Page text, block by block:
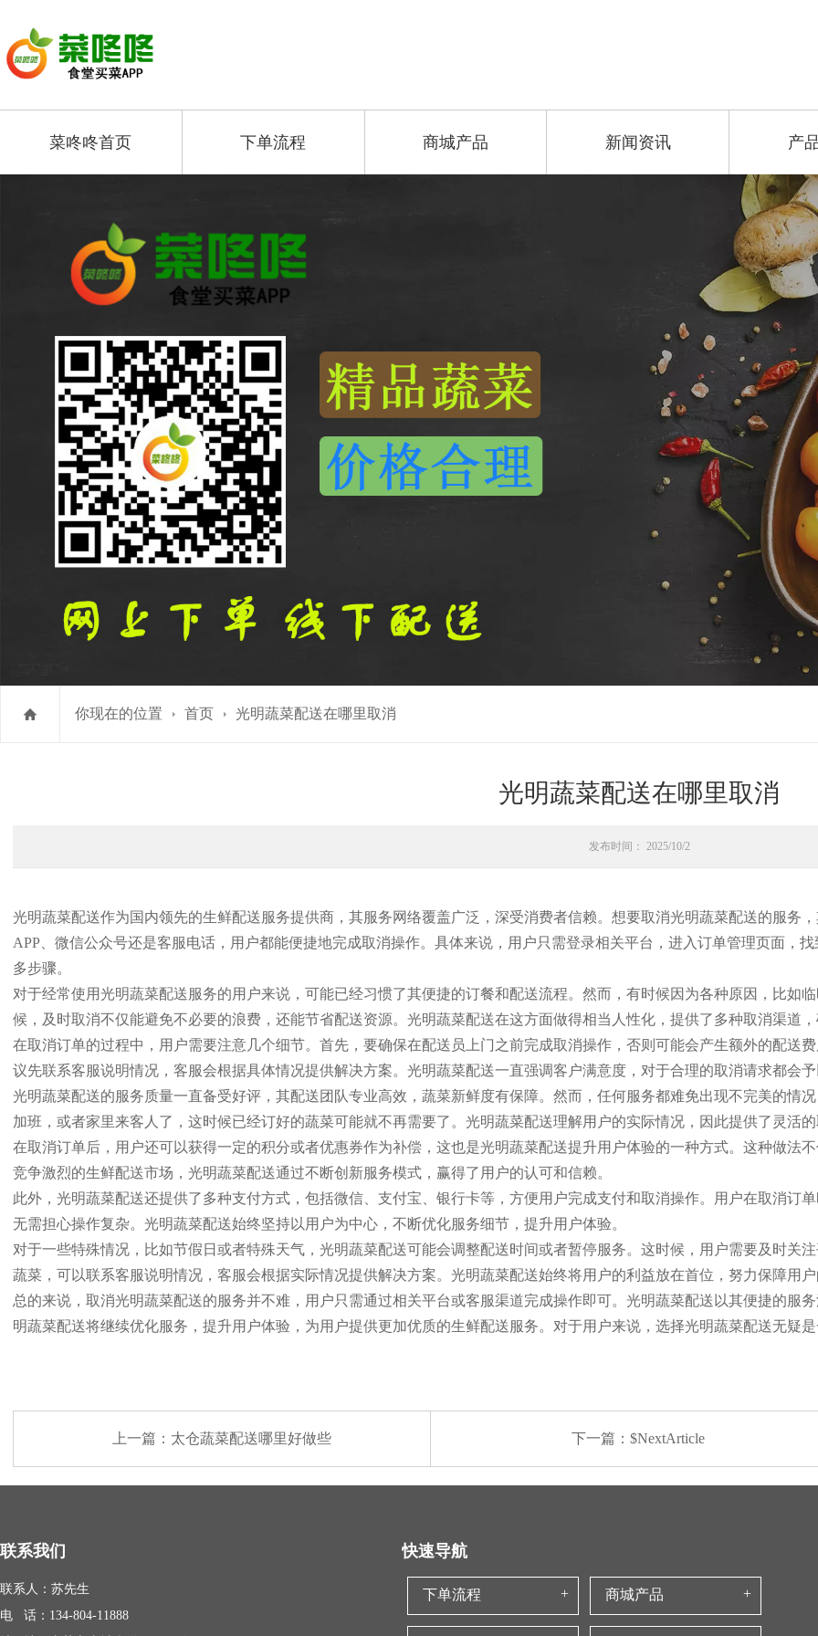
菜咚咚首页 下单流程 商城产品 新闻资讯 产
你现在的位置 首页 光明蔬菜配送在哪里取消
光明蔬菜配送在哪里取消
发布时间： 2025/10/2
光明蔬菜配送作为国内领先的生鲜配送服务提供商，其服务网络覆盖广泛，深受消费者信赖。想要取消光明蔬菜配送的服务
APP、微信公众号还是客服电话，用户都能便捷地完成取消操作。具体来说，用户只需登录相关平台，进入订单管理页面，
多步骤。
对于经常使用光明蔬菜配送服务的用户来说，可能已经习惯了其便捷的订餐和配送流程。然而，有时候因为各种原因，比如
候，及时取消不仅能避免不必要的浪费，还能节省配送资源。光明蔬菜配送在这方面做得相当人性化，提供了多种取消渠道
在取消订单的过程中，用户需要注意几个细节。首先，要确保在配送员上门之前完成取消操作，否则可能会产生额外的配送
议先联系客服说明情况，客服会根据具体情况提供解决方案。光明蔬菜配送一直强调客户满意度，对于合理的取消请求都会
光明蔬菜配送的服务质量一直备受好评，其配送团队专业高效，蔬菜新鲜度有保障。然而，任何服务都难免出现不完美的情
加班，或者家里来客人了，这时候已经订好的蔬菜可能就不再需要了。光明蔬菜配送理解用户的实际情况，因此提供了灵活
在取消订单后，用户还可以获得一定的积分或者优惠券作为补偿，这也是光明蔬菜配送提升用户体验的一种方式。这种做法
竞争激烈的生鲜配送市场，光明蔬菜配送通过不断创新服务模式，赢得了用户的认可和信赖。
此外，光明蔬菜配送还提供了多种支付方式，包括微信、支付宝、银行卡等，方便用户完成支付和取消操作。用户在取消订
无需担心操作复杂。光明蔬菜配送始终坚持以用户为中心，不断优化服务细节，提升用户体验。
对于一些特殊情况，比如节假日或者特殊天气，光明蔬菜配送可能会调整配送时间或者暂停服务。这时候，用户需要及时关
蔬菜，可以联系客服说明情况，客服会根据实际情况提供解决方案。光明蔬菜配送始终将用户的利益放在首位，努力保障用
总的来说，取消光明蔬菜配送的服务并不难，用户只需通过相关平台或客服渠道完成操作即可。光明蔬菜配送以其便捷的服
明蔬菜配送将继续优化服务，提升用户体验，为用户提供更加优质的生鲜配送服务。对于用户来说，选择光明蔬菜配送无疑
上一篇： 太仓蔬菜配送哪里好做些 下一篇：$NextArticle
联系我们
联系人：苏先生
电 话：134-804-11888
快速导航
下单流程 商城产品